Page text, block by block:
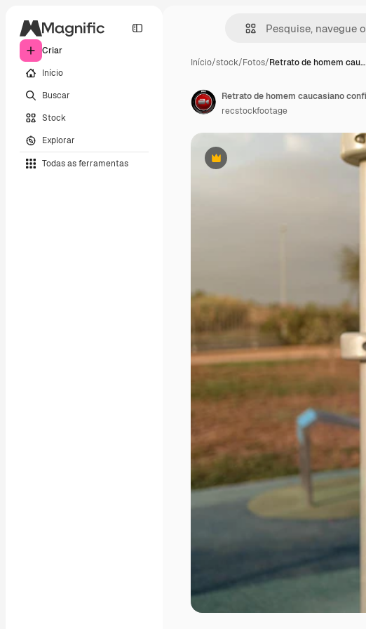
Criar
Início
Buscar
Stock
Explorar
Todas as ferramentas
Início/stock/Fotos/Retrato de homem cau…
Premium
recstockfootage